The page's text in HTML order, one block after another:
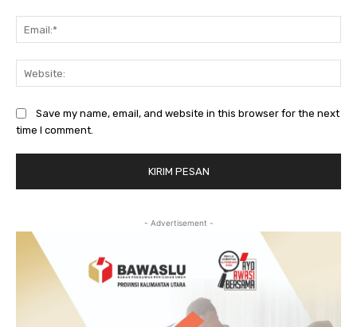
Save my name, email, and website in this browser for the next
time I comment.
- Advertisement -